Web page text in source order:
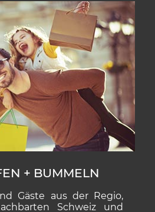
+ BUMMELN
Gäste aus der Regio,
Schweiz und